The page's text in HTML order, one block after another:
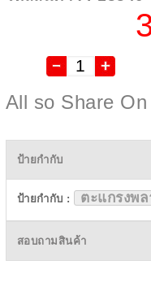
All so Share On
ป้ายกำกับ
ป้ายกำกับ : ตะแกรงพ
สอบถามสินค้า